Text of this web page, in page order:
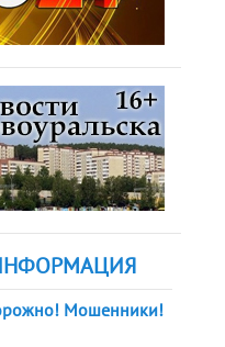
Мошенники!